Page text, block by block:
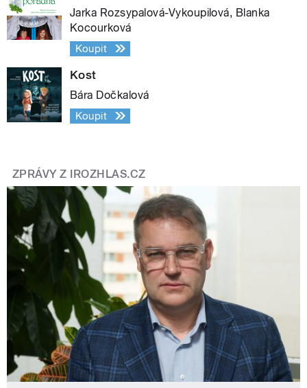
Jarka Rozsypalová-Vykoupilová, Blanka
Kocourková
Koupit
Kost
Bára Dočkalová
Koupit
ZPRÁVY Z IROZHLAS.CZ